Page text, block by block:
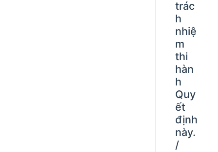
trác
h
nhiệ
m
thi
hàn
h
Quy
ết
định
này.
/